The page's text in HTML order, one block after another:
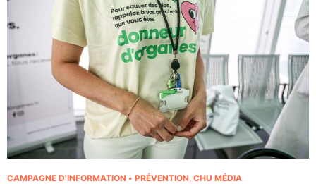
CAMPAGNE D'INFORMATION • PRÉVENTION CHU MÉDIA